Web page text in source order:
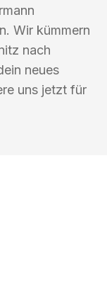
Wir kümmern
nach
neues
uns jetzt für